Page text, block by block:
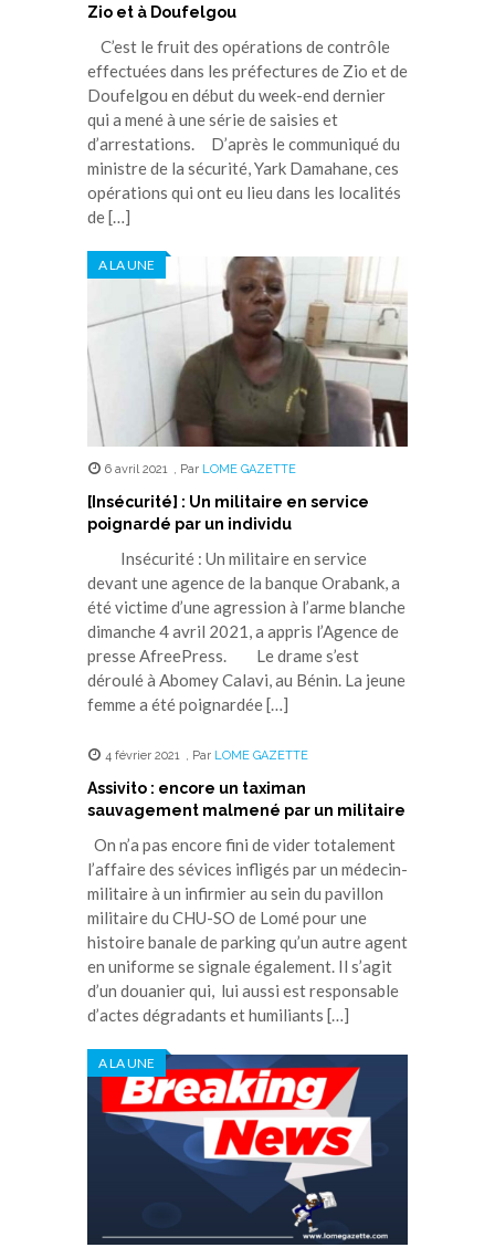
Zio et à Doufelgou
C’est le fruit des opérations de contrôle
effectuées dans les préfectures de Zio et de
Doufelgou en début du week-end dernier
qui a mené à une série de saisies et
d’arrestations. D’après le communiqué du
ministre de la sécurité, Yark Damahane, ces
opérations qui ont eu lieu dans les localités
de […]
A LA UNE
6 avril 2021 , Par LOME GAZETTE
[Insécurité] : Un militaire en service
poignardé par un individu
Insécurité : Un militaire en service
devant une agence de la banque Orabank, a
été victime d’une agression à l’arme blanche
dimanche 4 avril 2021, a appris l’Agence de
presse AfreePress. Le drame s’est
déroulé à Abomey Calavi, au Bénin. La jeune
femme a été poignardée […]
4 février 2021 , Par LOME GAZETTE
Assivito : encore un taximan
sauvagement malmené par un militaire
On n’a pas encore fini de vider totalement
l’affaire des sévices infligés par un médecin-
militaire à un infirmier au sein du pavillon
militaire du CHU-SO de Lomé pour une
histoire banale de parking qu’un autre agent
en uniforme se signale également. Il s’agit
d’un douanier qui, lui aussi est responsable
d’actes dégradants et humiliants […]
A LA UNE